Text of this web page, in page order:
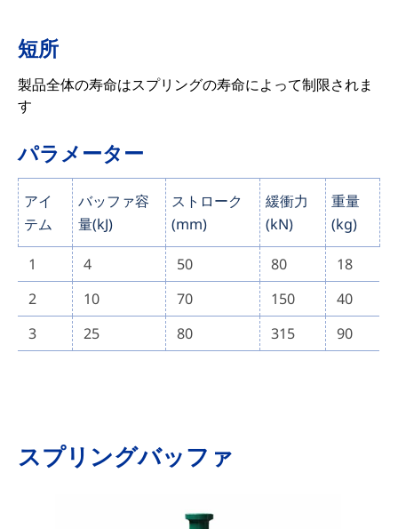
短所
製品全体の寿命はスプリングの寿命によって制限されま
す
パラメーター
アイ
テム
バッファ容
量(kJ)
ストローク
(mm)
緩衝力
(kN)
重量
(kg)
1 4 50 80
18
2
10 70 150
40
3
25 80 315 90
スプリングバッファ